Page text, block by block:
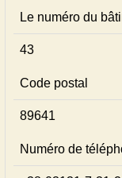
Le numéro du
43
Code postal
89641
Numéro de